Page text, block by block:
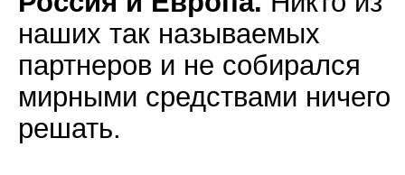
наших так называемых
партнеров и не собирался
мирными средствами ничего
решать.